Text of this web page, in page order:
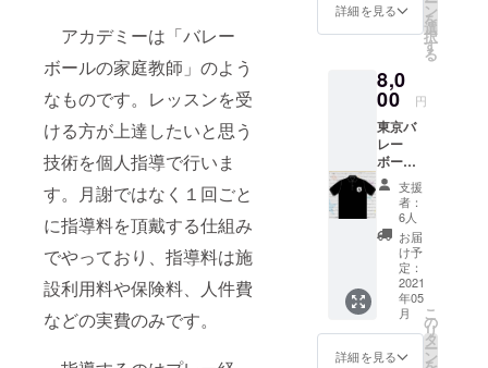
アカデミーは「バレー
ボールの家庭教師」のよう
なものです。レッスンを受
ける方が上達したいと思う
技術を個人指導で行いま
す。月謝ではなく１回ごと
に指導料を頂戴する仕組み
でやっており、指導料は施
設利用料や保険料、人件費
などの実費のみです。
す！お
お届け
致しま
す！
（画像
はイ
メージ
です。
多少の
変更が
ある可
能性が
ござい
ます）
ロファ
りも抜
群で、
お風呂
上がり
に使う
とお
しゃれ
です。
今回の
クラウ
ドファ
ンディ
ング用
に特注
したも
ので
す！お
入った
オリジ
ナルＴ
をお届
けしま
す。 ド
ライ
タッチ
で着心
地も抜
群で
す。こ
のクラ
ウド
ファン
ディン
グのた
めに作
成した
オリジ
詳細を見る ン
を
選
択
す
る
8,0
00 円
東京バ
レー
ボール
アカデ
ミー
（TVA
）オリ
ジナル
ポロ
シャツ
１枚。
TVAの
ロゴが
入った
支援
者：
6人
お届
け予
定：
2021
年05
月
詳細を見る
こ
の
リ
タ
ー
ン